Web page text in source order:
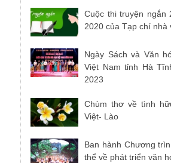
Cuộc thi truyện ngắn
2020 của Tạp chí nhà
Ngày Sách và Văn
Việt Nam tỉnh Hà
2023
Chùm thơ về tình
Việt- Lào
Ban hành Chương
thể về phát triển văn